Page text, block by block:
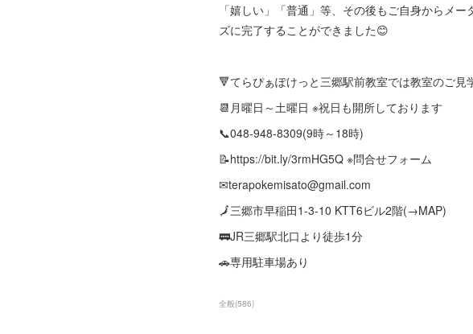
「嬉しい」「普通」等、その後もご自身からメ
ズに完了することができました😊
🔻てらぴぁぽけっと三郷駅前教室では教室のご
📆月曜日～土曜日 ※祝日も開所しております
📞048-948-8309(9時～18時)
📝https://bit.ly/3rmHG5Q ※問合せフォーム
✉terapokemisato@gmail.com
🗾三郷市早稲田1-3-10 KTT6ビル2階(→MAP)
🚃JR三郷駅北口より徒歩1分
🚗専用駐車場あり
全般(586)